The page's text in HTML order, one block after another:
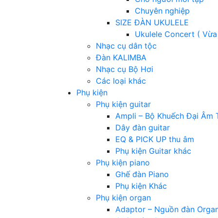
Chuyên nghiệp
SIZE ĐÀN UKULELE
Ukulele Concert ( Vừa
Nhạc cụ dân tộc
Đàn KALIMBA
Nhạc cụ Bộ Hơi
Các loại khác
Phụ kiện
Phụ kiện guitar
Ampli – Bộ Khuếch Đại Âm
Dây đàn guitar
EQ & PICK UP thu âm
Phụ kiện Guitar khác
Phụ kiện piano
Ghế đàn Piano
Phụ kiện Khác
Phụ kiện organ
Adaptor – Nguồn đàn